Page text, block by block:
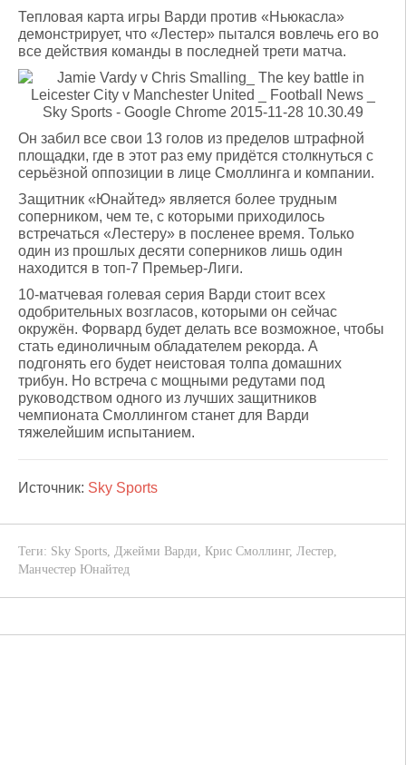
Тепловая карта игры Варди против «Ньюкасла»
демонстрирует, что «Лестер» пытался вовлечь его во
все действия команды в последней трети матча.
Он забил все свои 13 голов из пределов штрафной
площадки, где в этот раз ему придётся столкнуться с
серьёзной оппозиции в лице Смоллинга и компании.
Защитник «Юнайтед» является более трудным
соперником, чем те, с которыми приходилось
встречаться «Лестеру» в посленее время. Только
один из прошлых десяти соперников лишь один
находится в топ-7 Премьер-Лиги.
10-матчевая голевая серия Варди стоит всех
одобрительных возгласов, которыми он сейчас
окружён. Форвард будет делать все возможное, чтобы
стать единоличным обладателем рекорда. А
подгонять его будет неистовая толпа домашних
трибун. Но встреча с мощными редутами под
руководством одного из лучших защитников
чемпионата Смоллингом станет для Варди
тяжелейшим испытанием.
Источник: Sky Sports
Теги: Sky Sports, Джейми Варди, Крис Смоллинг, Лестер,
Манчестер Юнайтед